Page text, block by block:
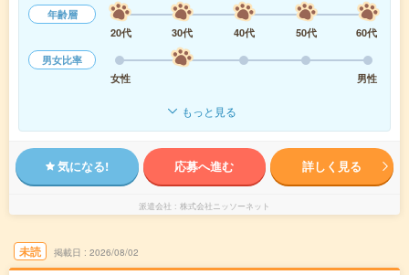
年齢層
20代
30代 40代 50代
60代
男女比率
女性
男性
もっと見る
気になる! 応募へ進む 詳しく見る
派遣会社 株式会社ニッソーネット
未読 掲載日 2026/08/02